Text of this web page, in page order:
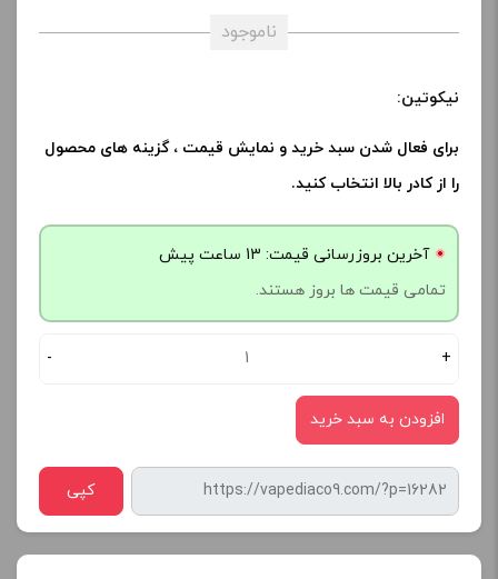
ناموجود
نیکوتین:
برای فعال شدن سبد خرید و نمایش قیمت ، گزینه های محصول
را از کادر بالا انتخاب کنید.
آخرین بروزرسانی قیمت: 13 ساعت پیش
تمامی قیمت ها بروز هستند.
- +
افزودن به سبد خرید
کپی